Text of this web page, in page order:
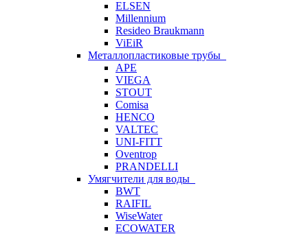
ELSEN
Millennium
Resideo Braukmann
ViEiR
Металлопластиковые трубы
APE
VIEGA
STOUT
Comisa
HENCO
VALTEC
UNI-FITT
Oventrop
PRANDELLI
Умягчители для воды
BWT
RAIFIL
WiseWater
ECOWATER